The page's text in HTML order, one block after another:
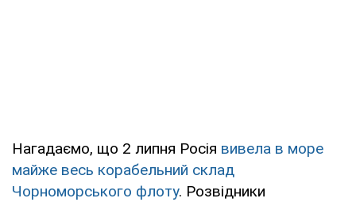
Нагадаємо, що 2 липня Росія вивела в море
майже весь корабельний склад
Чорноморського флоту. Розвідники